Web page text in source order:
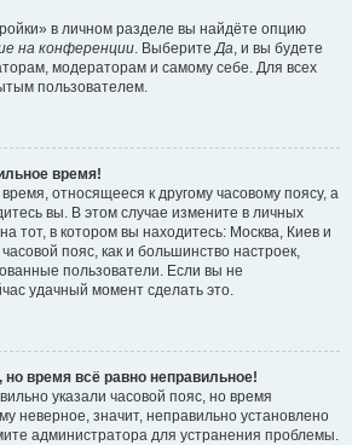
в личном разделе вы найдёте опцию
на конференции. ВыберитеДа, и вы будете
модераторам и самому себе. Для всех
пользователем.
время!
относящееся к другому часовому поясу, а
вы. В этом случае измените в личных
тот, в котором вы находитесь: Москва, Киев и
пояс, как и большинство настроек,
пользователи. Если вы не
удачный момент сделать это.
время всё равно неправильное!
указали часовой пояс, но время
неверное, значит, неправильно установлено
администратора для устранения проблемы.